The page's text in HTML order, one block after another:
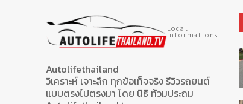
Local
Informations
Autolifethailand
วิเคราะห์ เจาะลึก ทุกข้อเท็จจริง รีวิวรถยนต์
แบบตรงไปตรงมา โดย นิธิ ท้วมประถม